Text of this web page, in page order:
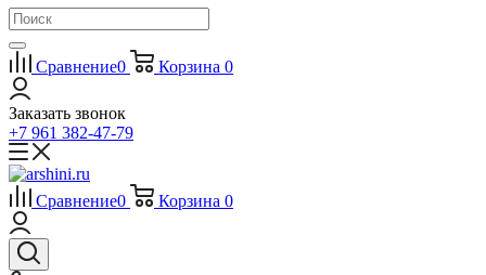
Сравнение0 Корзина 0
Заказать звонок
+7 961 382-47-79
Сравнение0 Корзина 0